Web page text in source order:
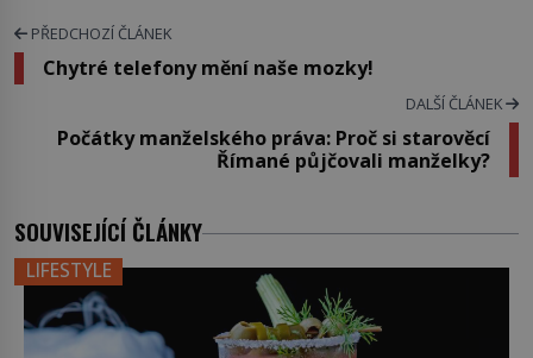
PŘEDCHOZÍ ČLÁNEK
Chytré telefony mění naše mozky!
DALŠÍ ČLÁNEK
Počátky manželského práva: Proč si starověcí
Římané půjčovali manželky?
SOUVISEJÍCÍ ČLÁNKY
LIFESTYLE